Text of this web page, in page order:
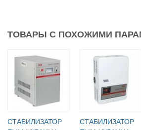
ТОВАРЫ С ПОХОЖИМИ
СТАБИЛИЗАТОР
СТАБИЛИЗАТОР